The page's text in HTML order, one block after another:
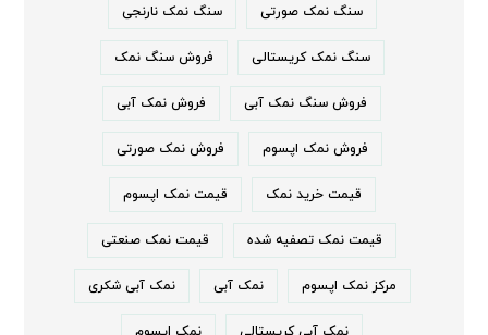
سنگ نمک صورتی سنگ نمک نارنجی
سنگ نمک کریستالی فروش سنگ نمک
فروش سنگ نمک آبی فروش نمک آبی
فروش نمک اپسوم فروش نمک صورتی
قیمت خرید نمک قیمت نمک اپسوم
قیمت نمک تصفیه شده قیمت نمک صنعتی
مرکز نمک اپسوم نمک آبی نمک آبی شکری